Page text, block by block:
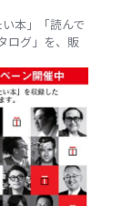
本」「読んで
ログ」を、販